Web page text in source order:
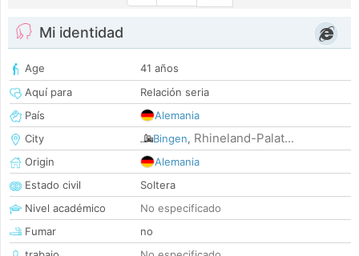
Mi identidad
Age
41 años
Aquí para
Relación seria
País
Alemania
City
Bingen, Rhineland-Palat...
Origin
Alemania
Estado civil
Soltera
Nivel académico
No especificado
Fumar
no